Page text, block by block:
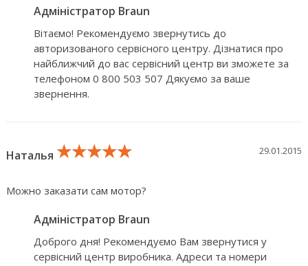
Адміністратор Braun
Вітаємо! Рекомендуємо звернутись до
авторизованого сервісного центру. Дізнатися про
найближчий до вас сервісний центр ви зможете за
телефоном 0 800 503 507 Дякуємо за ваше
звернення.
Наталья ★★★★★
★★★★★
★★★★★ 29.01.2015
Можно заказати сам мотор?
Адміністратор Braun
Доброго дня! Рекомендуємо Вам звернутися у
сервісний центр виробника. Адреси та номери